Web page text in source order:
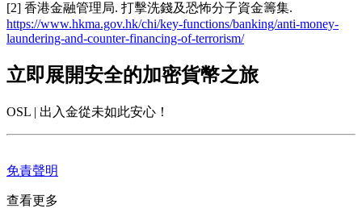
[2] 香港金融管理局. 打擊洗錢及恐怖分子資金籌集.
https://www.hkma.gov.hk/chi/key-functions/banking/anti-money-
laundering-and-counter-financing-of-terrorism/
立即展開安全的加密貨幣之旅
OSL | 出入金從未如此安心！
免責聲明
查看更多